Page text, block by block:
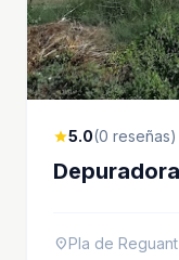
star5.0(0 reseñas)
location_onPla de Reguant